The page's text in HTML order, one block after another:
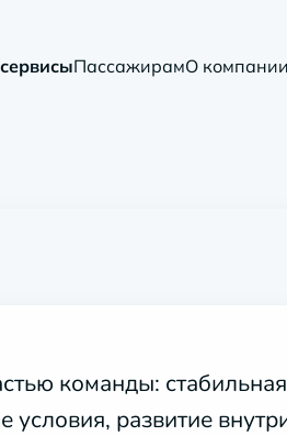
ПассажирамО компании
команды:
условия, развитие